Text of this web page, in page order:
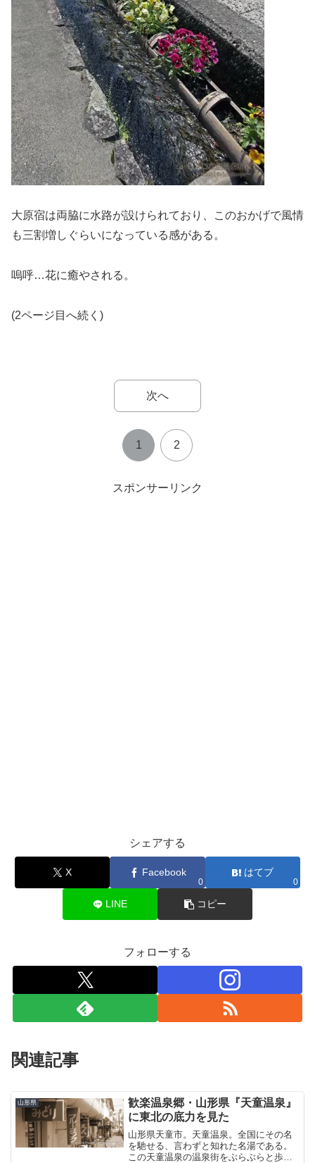
大原宿は両脇に水路が設けられており、このおかげで風情
も三割増しぐらいになっている感がある。
嗚呼…花に癒やされる。
(2ページ目へ続く)
次へ
1 2
スポンサーリンク
シェアする
X Facebook
0
はてブ
0
LINE コピー
フォローする
関連記事
山形県
歓楽温泉郷・山形県『天童温泉』
に東北の底力を見た
山形県天童市。天童温泉。全国にその名
を馳せる、言わずと知れた名湯である。
この天童温泉の温泉街をぶらぶらと歩い